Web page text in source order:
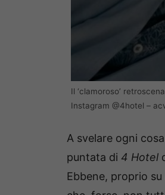
Il ‘clamoroso’
Instagram @4hotel –
A svelare ogni
puntata di 4 Hotel
Ebbene, proprio su